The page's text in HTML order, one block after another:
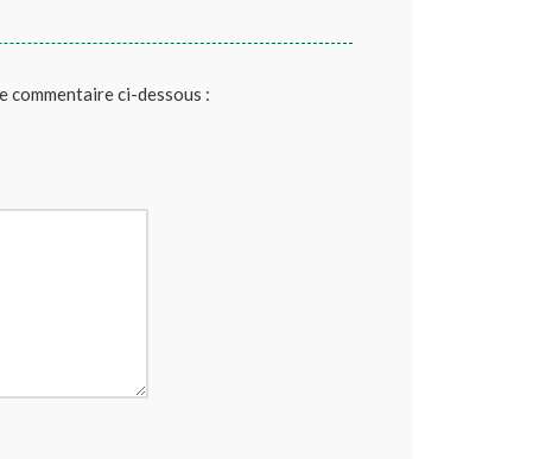
commentaire ci-dessous :